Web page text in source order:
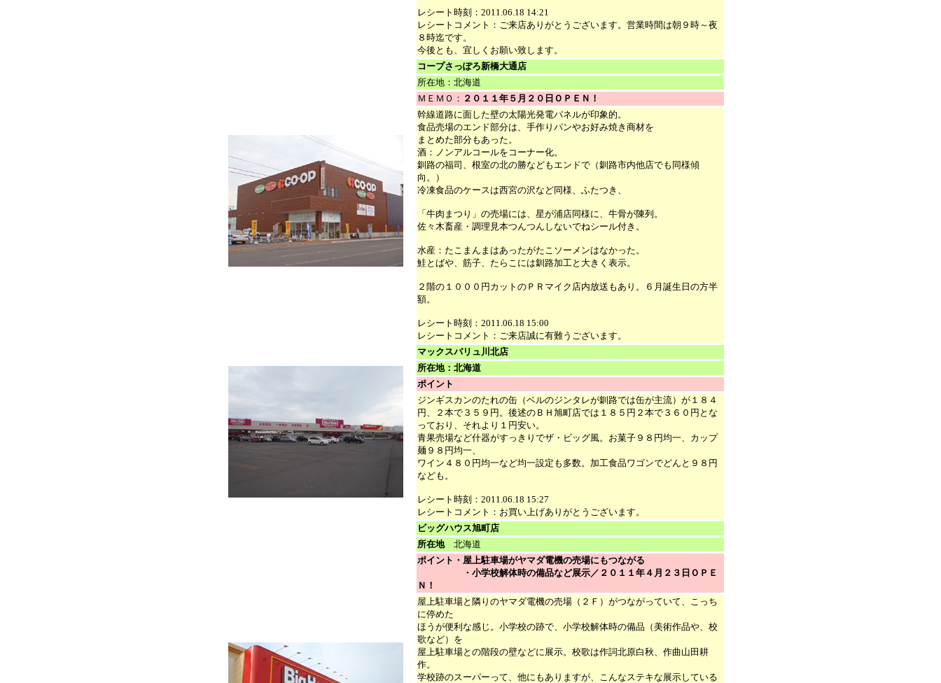
レシート時刻：2011.06.18 14:21
レシートコメント：ご来店ありがとうございます。営業時間は朝９時～夜
８時迄です。
今後とも、宜しくお願い致します。
コープさっぽろ新橋大通店
所在地：北海道
ＭＥＭＯ： ２０１１年５月２０日ＯＰＥＮ！
幹線道路に面した壁の太陽光発電パネルが印象的。
食品売場のエンド部分は、手作りパンやお好み焼き商材を
まとめた部分もあった。
酒：ノンアルコールをコーナー化。
釧路の福司、根室の北の勝などもエンドで（釧路市内他店でも同様傾
向。）
冷凍食品のケースは西宮の沢など同様、ふたつき、
「牛肉まつり」の売場には、星が浦店同様に、牛骨が陳列。
佐々木畜産・調理見本つんつんしないでねシール付き。
水産：たこまんまはあったがたこソーメンはなかった。
鮭とばや、筋子、たらこには釧路加工と大きく表示。
２階の１０００円カットのＰＲマイク店内放送もあり。６月誕生日の方半
額。
レシート時刻：2011.06.18 15:00
レシートコメント：ご来店誠に有難うございます。
マックスバリュ川北店
所在地：北海道
ポイント
ジンギスカンのたれの缶（ベルのジンタレが釧路では缶が主流）が１８４
円、２本で３５９円。後述のＢＨ旭町店では１８５円２本で３６０円とな
っており、それより１円安い。
青果売場など什器がすっきりでザ・ビッグ風。お菓子９８円均一、カップ
麺９８円均一、
ワイン４８０円均一など均一設定も多数。加工食品ワゴンでどんと９８円
なども。
レシート時刻：2011.06.18 15:27
レシートコメント：お買い上げありがとうございます。
ビッグハウス旭町店
所在地北海道
ポイント・屋上駐車場がヤマダ電機の売場にもつながる
・小学校解体時の備品など展示／２０１１年４月２３日ＯＰＥ
Ｎ！
屋上駐車場と隣りのヤマダ電機の売場（２Ｆ）がつながっていて、こっち
に停めた
ほうが便利な感じ。小学校の跡で、小学校解体時の備品（美術作品や、校
歌など）を
屋上駐車場との階段の壁などに展示。校歌は作詞北原白秋、作曲山田耕
作。
学校跡のスーパーって、他にもありますが、こんなステキな展示している